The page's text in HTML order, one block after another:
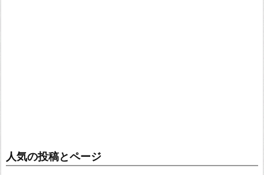
人気の投稿とページ